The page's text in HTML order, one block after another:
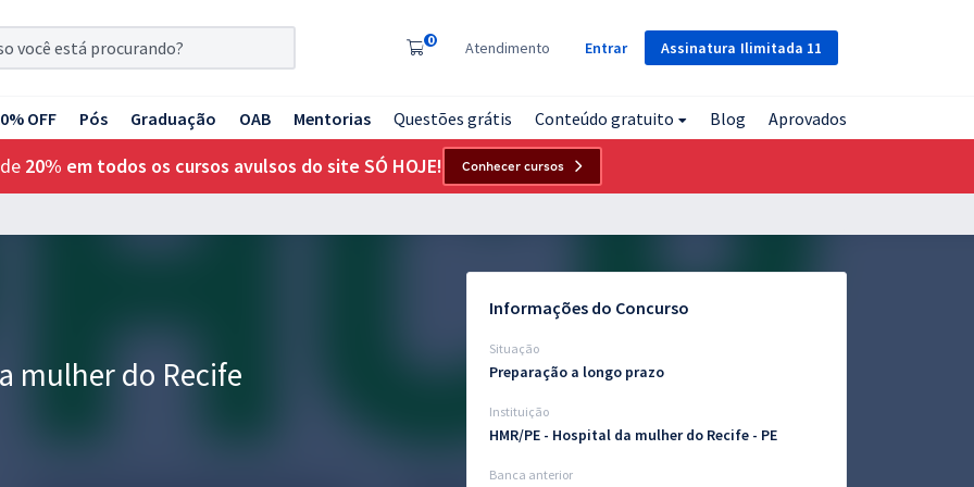
Assinatura Ilimitada 11
0 Atendimento Entrar
OFF Pós Graduação OAB Mentorias Questões grátis Conteúdo gratuito Blog Aprovados
20% em todos os cursos avulsos do site SÓ HOJE! Conhecer cursos
mulher do Recife
Informações do Concurso
Situação
Preparação a longo prazo
Instituição
HMR/PE - Hospital da mulher do Recife - PE
Banca anterior